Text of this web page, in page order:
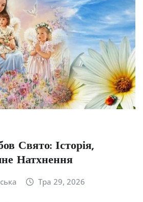
Свято: Історія,
Натхнення
Тра 29, 2026